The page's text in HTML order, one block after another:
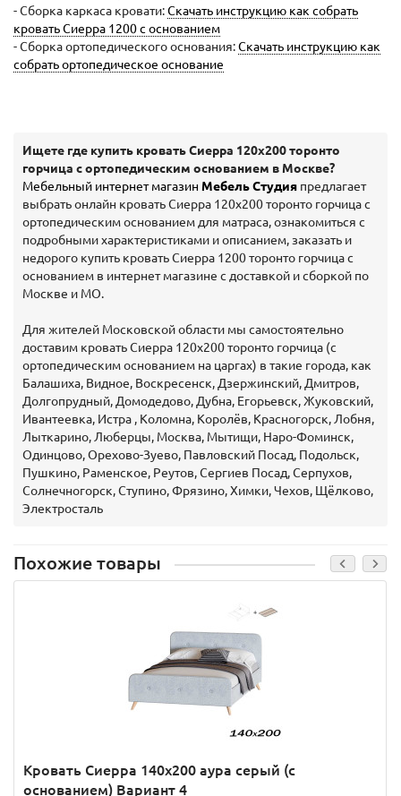
- Сборка каркаса кровати:Скачать инструкцию как собрать
кровать Сиерра 1200 с основанием
- Сборка ортопедического основания:Скачать инструкцию как
собрать ортопедическое основание
Ищете где купить кровать Сиерра 120х200 торонто
горчица с ортопедическим основанием в Москве?
Мебельный интернет магазин Мебель Студия предлагает
выбрать онлайн кровать Сиерра 120х200 торонто горчица с
ортопедическим основанием для матраса, ознакомиться с
подробными характеристиками и описанием, заказать и
недорого купить кровать Сиерра 1200 торонто горчица с
основанием в интернет магазине с доставкой и сборкой по
Москве и МО.
Для жителей Московской области мы самостоятельно
доставим кровать Сиерра 120х200 торонто горчица (с
ортопедическим основанием на царгах) в такие города, как
Балашиха, Видное, Воскресенск, Дзержинский, Дмитров,
Долгопрудный, Домодедово, Дубна, Егорьевск, Жуковский,
Ивантеевка, Истра , Коломна, Королёв, Красногорск, Лобня,
Лыткарино, Люберцы, Москва, Мытищи, Наро-Фоминск,
Одинцово, Орехово-Зуево, Павловский Посад, Подольск,
Пушкино, Раменское, Реутов, Сергиев Посад, Серпухов,
Солнечногорск, Ступино, Фрязино, Химки, Чехов, Щёлково,
Электросталь
Похожие товары
Кровать Сиерра 140х200 аура серый (с
основанием) Вариант 4